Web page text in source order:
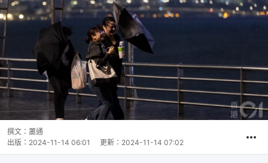
撰文： 蕭通
出版： 2024-11-14 06:01 更新： 2024-11-14 07:02